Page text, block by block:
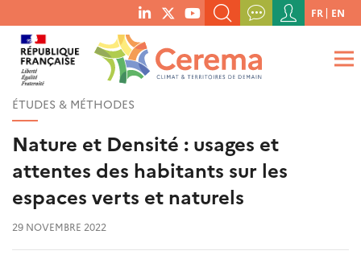
menu
social
links
RECHERCHER UN MOT-CLÉ, UNE PUBLICATION, ETC.
QUE RECHERCHEZ-VOUS ?
Menu
du
compte
de
FR EN
ÉTUDES & MÉTHODES
Nature et Densité : usages et
attentes des habitants sur les
espaces verts et naturels
29 NOVEMBRE 2022